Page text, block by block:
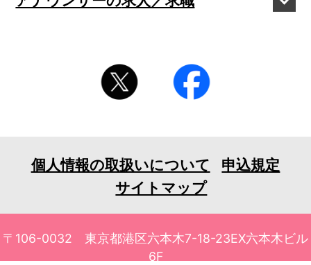
個人情報の取扱いについて
申込規定
サイトマップ
〒106-0032 東京都港区六本木7-18-23EX六本木ビル
6F